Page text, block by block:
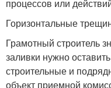
процессов или
Горизонтальные
Грамотный строитель
заливки нужно
строительные и
объект приемной